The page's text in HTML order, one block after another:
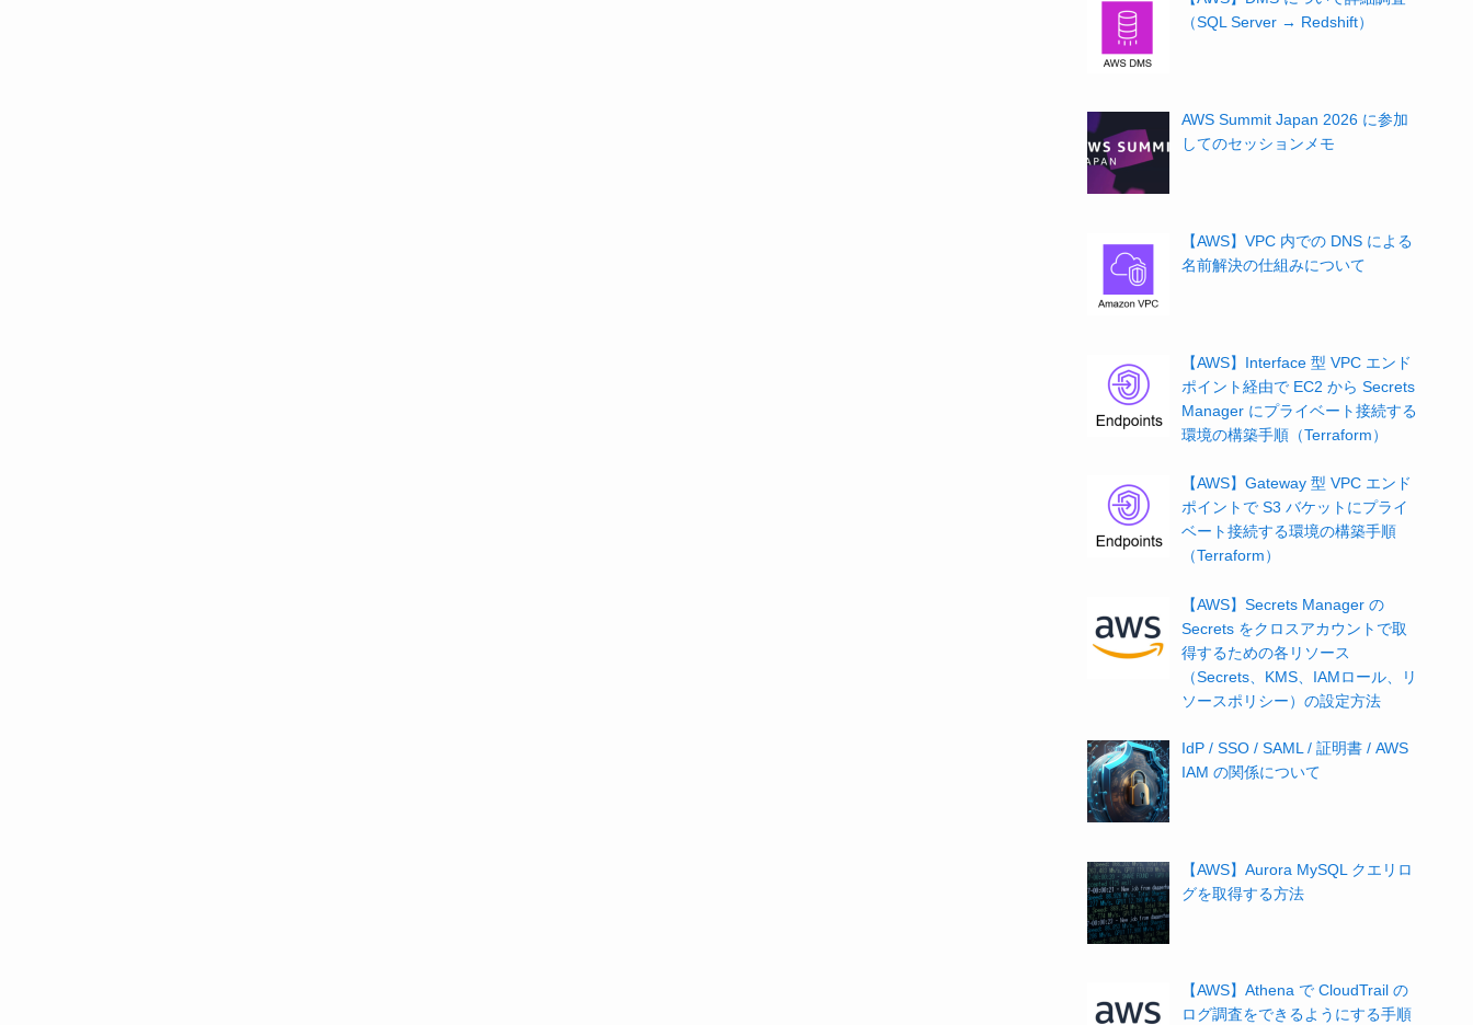
（SQL Server → Redshift）
AWS Summit Japan 2026 に参加
してのセッションメモ
【AWS】VPC 内での DNS による
名前解決の仕組みについて
【AWS】Interface 型 VPC エンド
ポイント経由で EC2 から Secrets
Manager にプライベート接続する
環境の構築手順（Terraform）
【AWS】Gateway 型 VPC エンド
ポイントで S3 バケットにプライ
ベート接続する環境の構築手順
（Terraform）
【AWS】Secrets Manager の
Secrets をクロスアカウントで取
得するための各リソース
（Secrets、KMS、IAMロール、リ
ソースポリシー）の設定方法
IdP / SSO / SAML / 証明書 / AWS
IAM の関係について
【AWS】Aurora MySQL クエリロ
グを取得する方法
【AWS】Athena で CloudTrail の
ログ調査をできるようにする手順